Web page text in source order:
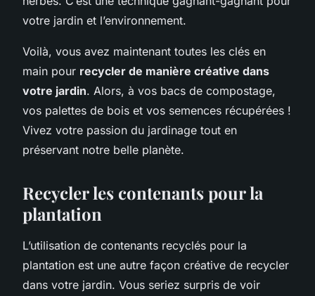
votre jardin et l’environnement.
Voilà, vous avez maintenant toutes les clés en
main pour recycler de manière créative dans
votre jardin. Alors, à vos bacs de compostage,
vos palettes de bois et vos semences récupérées !
Vivez votre passion du jardinage tout en
préservant notre belle planète.
Recycler les contenants pour la
plantation
L’utilisation de contenants recyclés pour la
plantation est une autre façon créative de recycler
dans votre jardin. Vous seriez surpris de voir